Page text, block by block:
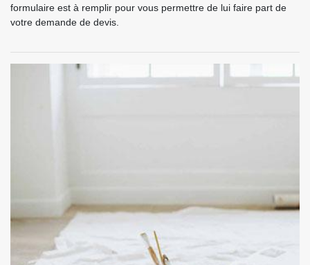
formulaire est à remplir pour vous permettre de lui faire part de
votre demande de devis.